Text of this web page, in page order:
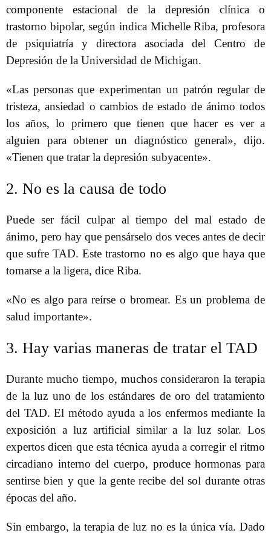
componente estacional de la depresión clínica o
trastorno bipolar, según indica Michelle Riba, profesora
de psiquiatría y directora asociada del Centro de
Depresión de la Universidad de Michigan.
«Las personas que experimentan un patrón regular de
tristeza, ansiedad o cambios de estado de ánimo todos
los años, lo primero que tienen que hacer es ver a
alguien para obtener un diagnóstico general», dijo.
«Tienen que tratar la depresión subyacente».
2. No es la causa de todo
Puede ser fácil culpar al tiempo del mal estado de
ánimo, pero hay que pensárselo dos veces antes de decir
que sufre TAD. Este trastorno no es algo que haya que
tomarse a la ligera, dice Riba.
«No es algo para reírse o bromear. Es un problema de
salud importante».
3. Hay varias maneras de tratar el TAD
Durante mucho tiempo, muchos consideraron la terapia
de la luz uno de los estándares de oro del tratamiento
del TAD. El método ayuda a los enfermos mediante la
exposición a luz artificial similar a la luz solar. Los
expertos dicen que esta técnica ayuda a corregir el ritmo
circadiano interno del cuerpo, produce hormonas para
sentirse bien y que la gente recibe del sol durante otras
épocas del año.
Sin embargo, la terapia de luz no es la única vía. Dado